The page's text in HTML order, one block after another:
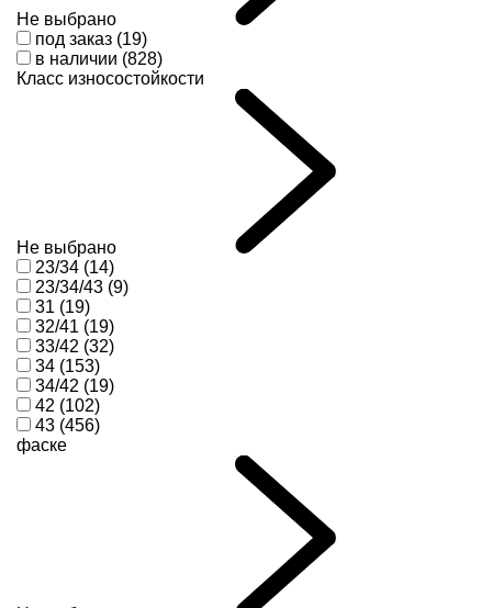
Не выбрано
под заказ (19)
в наличии (828)
Класс износостойкости
Не выбрано
23/34 (14)
23/34/43 (9)
31 (19)
32/41 (19)
33/42 (32)
34 (153)
34/42 (19)
42 (102)
43 (456)
фаске